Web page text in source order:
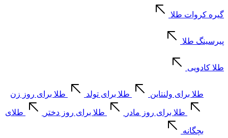
گیره کروات طلا
پیرسینگ طلا
طلا کادویی
طلا برای ولنتاین طلا برای تولد طلا برای روز زن
طلا برای روز مادر طلا برای روز دختر طلای
بچگانه